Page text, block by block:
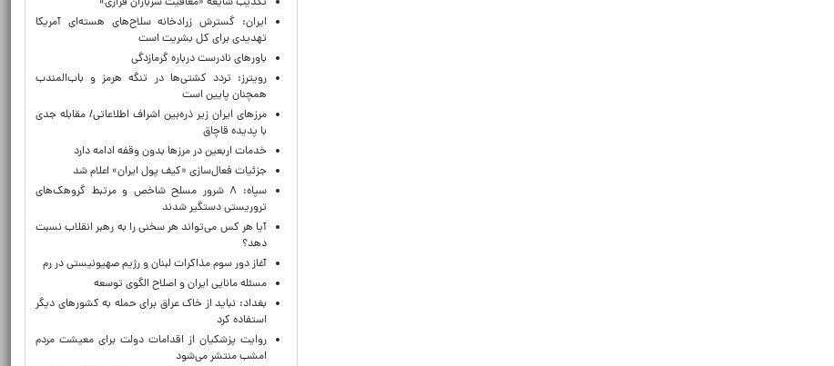
ایران: گسترش زرادخانه سلاح‌های هسته‌ای آمریکا
تهدیدی برای کل بشریت است
باورهای نادرست درباره گرمازدگی
رویترز: تردد کشتی‌ها در تنگه هرمز و باب‌المندب
همچنان پایین است
مرزهای ایران زیر ذره‌بین اشراف اطلاعاتی/ مقابله جدی
با پدیده قاچاق
خدمات اربعین در مرزها بدون وقفه ادامه دارد
جزئیات فعال‌سازی «کیف پول ایران» اعلام شد
سپاه: ۸ شرور مسلح شاخص و مرتبط گروهک‌های
تروریستی دستگیر شدند
آیا هر کس می‌تواند هر سخنی را به رهبر انقلاب نسبت
دهد؟
آغاز دور سوم مذاکرات لبنان و رژیم صهیونیستی در رم
مسئله مانایی ایران و اصلاح الگوی توسعه
بغداد: نباید از خاک عراق برای حمله به کشورهای دیگر
استفاده کرد
روایت پزشکیان از اقدامات دولت برای معیشت مردم
امشب منتشر می‌شود